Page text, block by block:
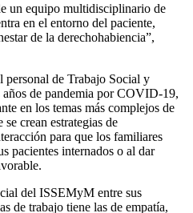
un equipo multidisciplinario de
en el entorno del paciente,
de la derechohabiencia”,
personal de Trabajo Social y
de pandemia por COVID-19,
en los temas más complejos de
crean estrategias de
para que los familiares
pacientes internados o al dar
del ISSEMyM entre sus
de trabajo tiene las de empatía,